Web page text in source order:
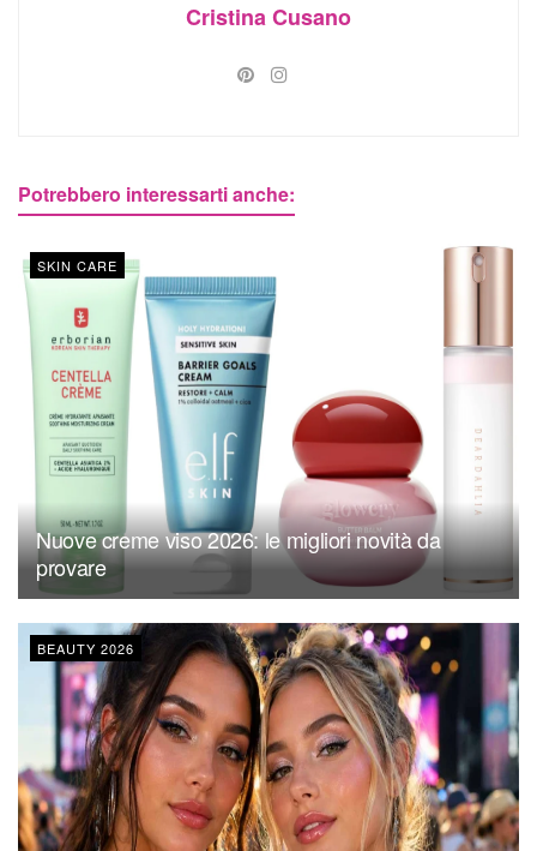
Cristina Cusano
Potrebbero interessarti anche:
SKIN CARE
Nuove creme viso 2026: le migliori novità da
provare
BEAUTY 2026